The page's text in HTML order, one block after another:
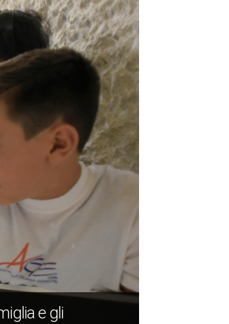
e gli